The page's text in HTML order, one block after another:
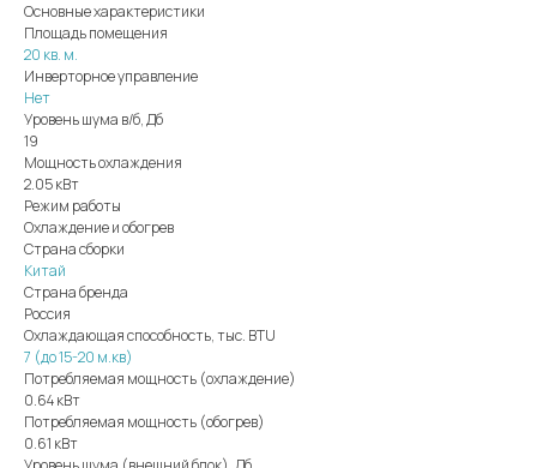
Основные характеристики
Площадь помещения
20 кв. м.
Инверторное управление
Нет
Уровень шума в/б, Дб
19
Мощность охлаждения
2.05 кВт
Режим работы
Охлаждение и обогрев
Страна сборки
Китай
Страна бренда
Россия
Охлаждающая способность, тыс. BTU
7 (до 15-20 м.кв)
Потребляемая мощность (охлаждение)
0.64 кВт
Потребляемая мощность (обогрев)
0.61 кВт